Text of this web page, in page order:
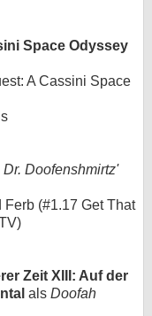
Space Odyssey
A Cassini Space
Dr. Doofenshmirtz'
(#1.17 Get That
Zeit XIII: Auf der
als Doofah